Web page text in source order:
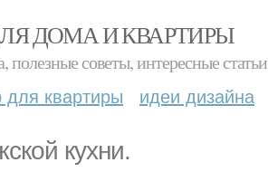
ДОМА И КВАРТИРЫ
советы, интересные статьи
для квартиры идеи дизайна
кухни.